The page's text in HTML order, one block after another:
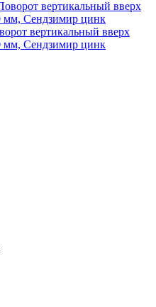
вертикальный вверх
мм, Сендзимир цинк